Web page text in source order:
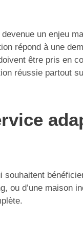
un enjeu
répond à une
être pris en
réussie partout
ou d’une maison